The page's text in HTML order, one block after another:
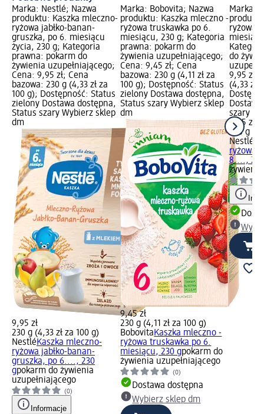
Marka: Nestlé; Nazwa
produktu: Kaszka mleczno-
ryżowa jabłko-banan-
gruszka, po 6. miesiącu
życia, 230 g; Kategoria
prawna: pokarm do
żywienia uzupełniającego;
Cena: 9,95 zł; Cena
bazowa: 230 g (4,33 zł za
100 g); Dostępność: Status
zielony Dostawa dostępna,
Status szary Wybierz sklep
dm
9,95 zł
230 g (4,33 zł za 100 g)
NestléKaszka mleczno-
ryżowa jabłko-banan-
gruszka, po 6...., 230
gpokarm do żywienia
uzupełniającego
(0)
Informacje
Marka: Bobovita; Nazwa
produktu: Kaszka mleczno -
ryżowa truskawka po 6.
miesiącu, 230 g; Kategoria
prawna: pokarm do
żywienia uzupełniającego;
Cena: 9,45 zł; Cena
bazowa: 230 g (4,11 zł za
100 g); Dostępność: Status
zielony Dostawa dostępna,
Status szary Wybierz sklep
dm
9,45 zł
230 g (4,11 zł za 100 g)
BobovitaKaszka mleczno -
ryżowa truskawka po 6.
miesiącu, 230 gpokarm do
żywienia uzupełniającego
(0)
Dostawa dostępna
Wybierz sklep dm
Marka:
ryżowa
do
9,95 zł;
(4,33 zł
szary
9,95 zł
230 g
Nestlé
ryżowa
8....,